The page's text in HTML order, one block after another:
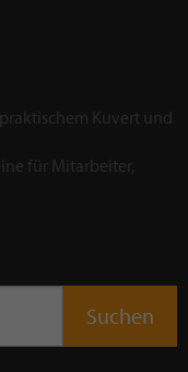
für Mitarbeiter,